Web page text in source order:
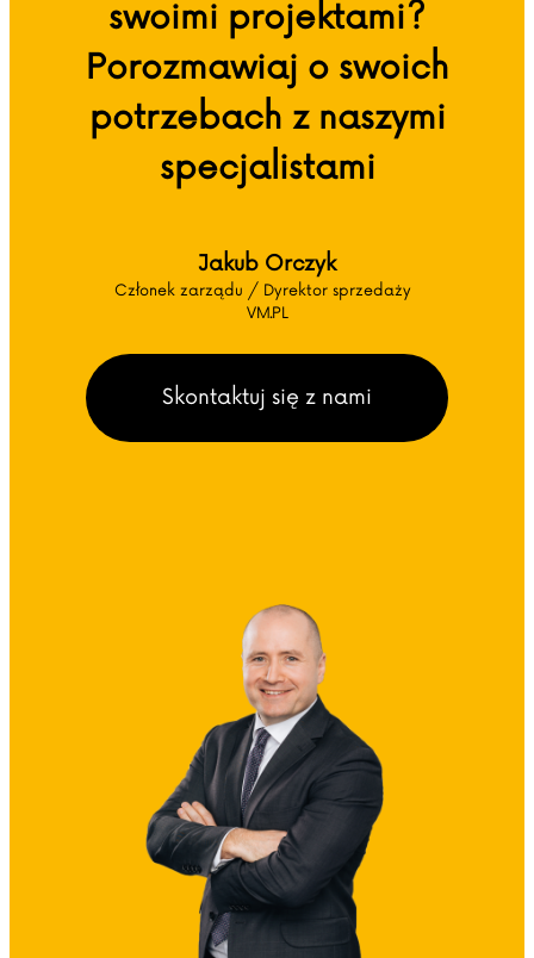
swoimi projektami?
Porozmawiaj o swoich
potrzebach z naszymi
specjalistami
Jakub Orczyk
Członek zarządu / Dyrektor sprzedaży
VM.PL
Skontaktuj się z nami